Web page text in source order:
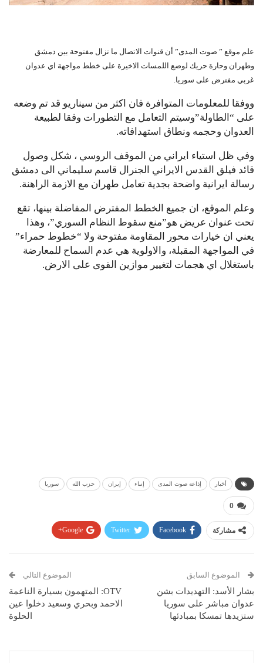
علم موقع ” صوت المدى” أن قنوات الاتصال ما تزال مفتوحة بين دمشق
وطهران وحارة حريك لوضع اللمسات الاخيرة على خطط مواجهة اي عدوان
غربي مفترض على سوريا.
ووفقا للمعلومات المتوافرة فان اكثر من سيناريو قد تم وضعه
على “الطاولة”وسيتم التعامل مع التطورات وفقا لطبيعة
العدوان وحجمه ونطاق استهدافاته.
وفي ظل استياء ايراني من الموقف الروسي ، شكل وصول
قائد فيلق القدس الايراني الجنرال قاسم سليماني الى دمشق
رسالة ايرانية واضحة بجدية تعامل طهران مع الازمة الراهنة.
وعلم الموقع، ان جميع الخطط المفترض المفاضلة بينها، تقع
تحت عنوان عريض هو”منع سقوط النظام السوري”، وهذا
يعني ان خيارات محور المقاومة مفتوحة ولا “خطوط حمراء”
في المواجهة المقبلة، والاولوية هي عدم السماح للمعارضة
باستغلال اي هجمات لتغيير موازين القوى على الارض.
أخبار إذاعة صوت المدى إنباء إيران حزب الله سوريا
0
مشاركة Facebook
Twitter
Google+
البريد الإلكتروني
الموضوع السابق
بشار الأسد: التهديدات بشن
عدوان مباشر على سوريا
ستزيدها تمسكا بمبادئها
الموضوع التالي
OTV: المتهمون بسيارة الناعمة
الاحمد وبحري وسعيد دخلوا عين
الحلوة